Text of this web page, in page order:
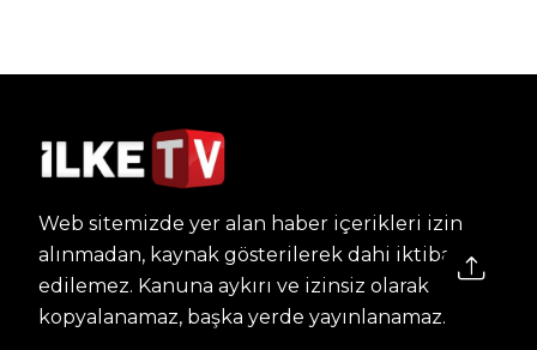
Web sitemizde yer alan haber içerikleri izin
alınmadan, kaynak gösterilerek dahi iktibas
edilemez. Kanuna aykırı ve izinsiz olarak
kopyalanamaz, başka yerde yayınlanamaz.